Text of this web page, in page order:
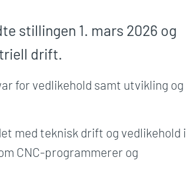
stillingen 1. mars 2026 og
drift.
for vedlikehold samt utvikling og
med teknisk drift og vedlikehold i
CNC-programmerer og